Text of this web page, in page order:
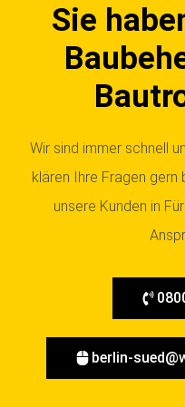
Sie
Wir sind immer schnell
klären Ihre Fragen gern
unsere Kunden in
berlin-